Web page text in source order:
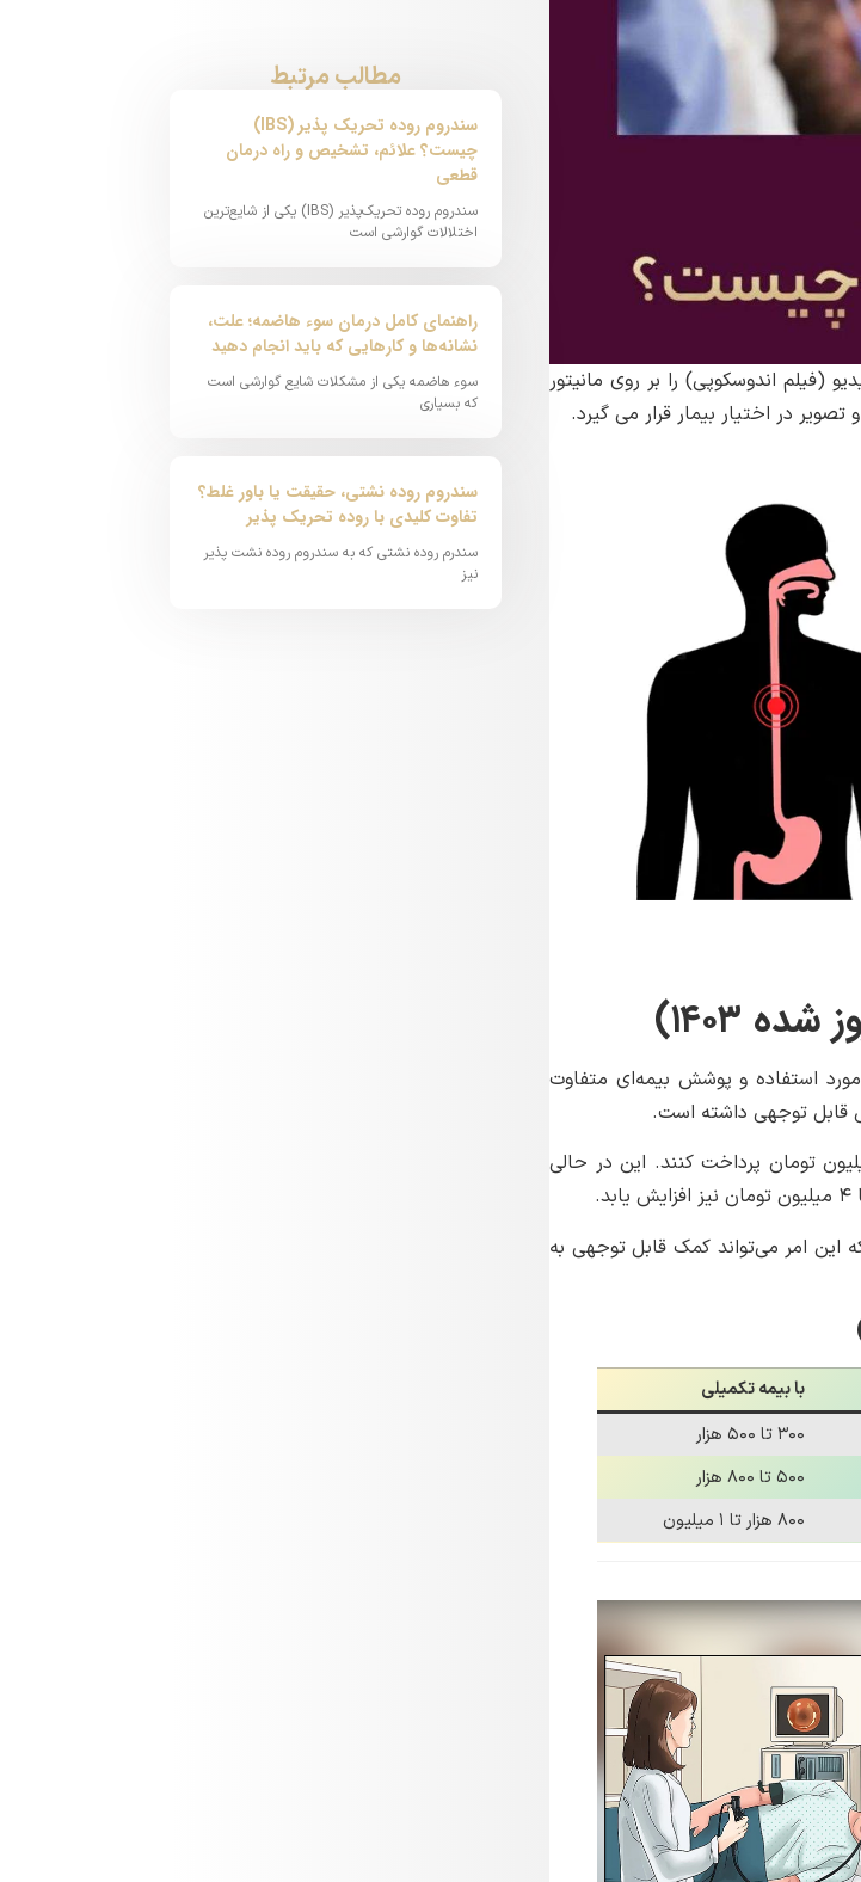
اندوسکوپی) را بر روی مانیتور
در اختیار بیمار قرار می گیرد.
۱۴۰۳)
مورد استفاده و پوشش بیمه‌ای متفاوت
دولتی، با پوشش بیمه پایه، بیماران باید بین ۸۰۰ هزار تا ۱.۵ میلیون تومان پرداخت کنند. این در حالی
پوشش می‌دهند، که این امر می‌تواند کمک قابل توجهی به
با بیمه تکمیلی
۳۰۰ تا ۵۰۰ هزار
۵۰۰ تا ۸۰۰ هزار
۸۰۰ هزار تا ۱ میلیون
مطالب مرتبط
سندروم روده تحریک پذیر (IBS)
چیست؟ علائم، تشخیص و راه درمان
قطعی
سندروم روده تحریک‌پذیر (IBS) یکی از شایع‌ترین
اختلالات گوارشی است
راهنمای کامل درمان سوء هاضمه؛ علت،
نشانه‌ها و کارهایی که باید انجام دهید
سوء هاضمه یکی از مشکلات شایع گوارشی است
که بسیاری
سندروم روده نشتی، حقیقت یا باور غلط؟
تفاوت کلیدی با روده تحریک پذیر
سندرم روده نشتی که به سندروم روده نشت پذیر
نیز